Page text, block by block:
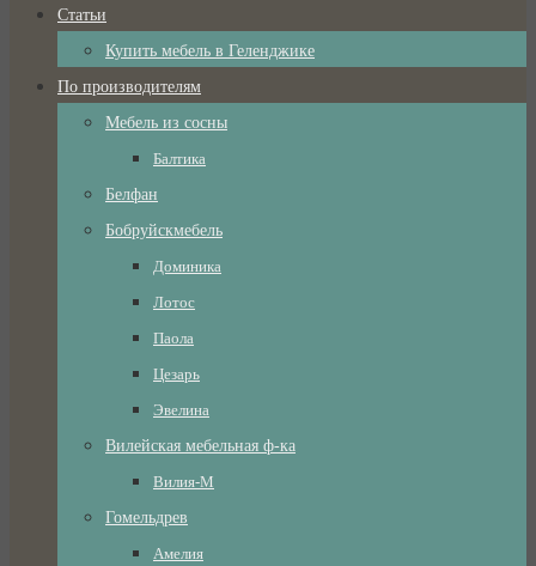
Статьи
Купить мебель в Геленджике
По производителям
Мебель из сосны
Балтика
Белфан
Бобруйскмебель
Доминика
Лотос
Паола
Цезарь
Эвелина
Вилейская мебельная ф-ка
Вилия-М
Гомельдрев
Амелия